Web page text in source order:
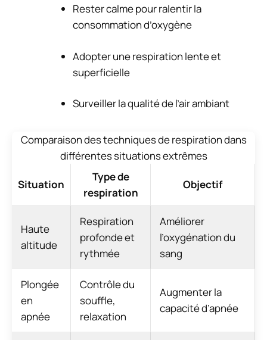
Rester calme pour ralentir la
consommation d’oxygène
Adopter une respiration lente et
superficielle
Surveiller la qualité de l’air ambiant
Comparaison des techniques de respiration dans
différentes situations extrêmes
Situation
Type de
respiration
Objectif
Haute
altitude
Respiration
profonde et
rythmée
Améliorer
l’oxygénation du
sang
Plongée
en
apnée
Contrôle du
souffle,
relaxation
Augmenter la
capacité d’apnée